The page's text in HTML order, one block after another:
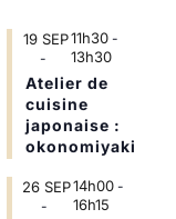
19 SEP11h30 -
13h30
Atelier de
cuisine
japonaise :
okonomiyaki
26 SEP14h00-
16h15